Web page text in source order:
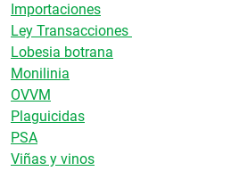
Importaciones
Ley Transacciones
Lobesia botrana
Monilinia
OVVM
Plaguicidas
PSA
Viñas y vinos